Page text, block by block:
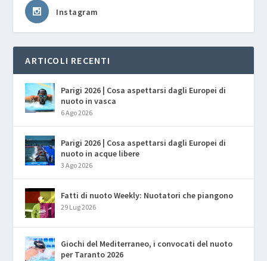
Instagram
ARTICOLI RECENTI
Parigi 2026 | Cosa aspettarsi dagli Europei di
nuoto in vasca
6 Ago 2026
Parigi 2026 | Cosa aspettarsi dagli Europei di
nuoto in acque libere
3 Ago 2026
Fatti di nuoto Weekly: Nuotatori che piangono
29 Lug 2026
Giochi del Mediterraneo, i convocati del nuoto
per Taranto 2026